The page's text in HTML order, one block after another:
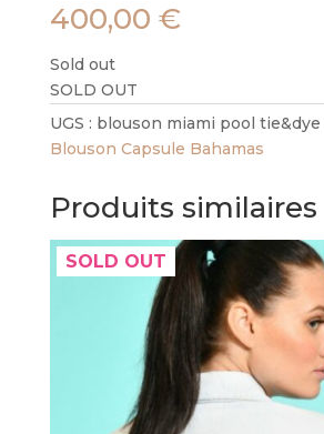
400,00 €
Sold out
SOLD OUT
UGS : blouson miami pool tie&dye
Blouson Capsule Bahamas
Produits similaires
SOLD OUT